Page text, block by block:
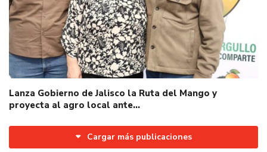
Lanza Gobierno de Jalisco la Ruta del Mango y
proyecta al agro local ante…
Cargar más publicaciones